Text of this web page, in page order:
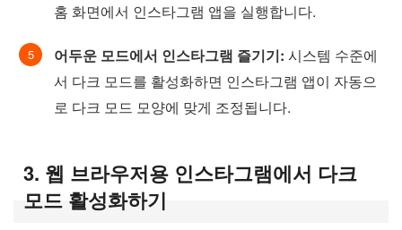
홈 화면에서 인스타그램 앱을 실행합니다.
어두운 모드에서 인스타그램 즐기기: 시스템 수준에
서 다크 모드를 활성화하면 인스타그램 앱이 자동으
로 다크 모드 모양에 맞게 조정됩니다.
3. 웹 브라우저용 인스타그램에서 다크
모드 활성화하기